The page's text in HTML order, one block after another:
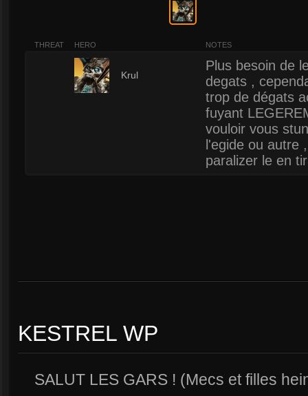
THREAT HERO NOTES
Krul
Plus besoin de
degats ,
trop de dégats
fuyant
vouloir vous
l'egide ou autre
paralizer le en
KESTREL WP
SALUT LES GARS ! (Mecs et filles